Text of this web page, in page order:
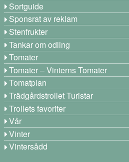
Sortguide
Sponsrat av reklam
Stenfrukter
Tankar om odling
Tomater
Tomater – Vinterns Tomater
Tomatplan
Trädgårdstrollet Turistar
Trollets favoriter
Vår
Vinter
Vintersådd